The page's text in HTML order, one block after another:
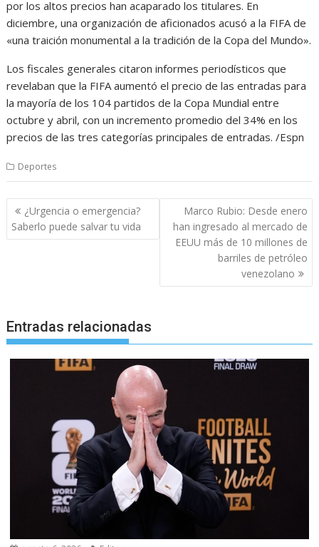
por los altos precios han acaparado los titulares. En
diciembre, una organización de aficionados acusó a la FIFA de
«una traición monumental a la tradición de la Copa del Mundo».
Los fiscales generales citaron informes periodísticos que
revelaban que la FIFA aumentó el precio de las entradas para
la mayoría de los 104 partidos de la Copa Mundial entre
octubre y abril, con un incremento promedio del 34% en los
precios de las tres categorías principales de entradas. /Espn
Deportes
Navegación
de
entradas
¿Urgencia o emergencia?
Saberlo puede salvar tu vida
Marco Rubio: Desde enero
han ingresado al mercado de
EEUU más de 10 millones de
barriles de petróleo
venezolano
Entradas relacionadas